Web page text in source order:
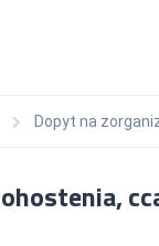
Dopyt na